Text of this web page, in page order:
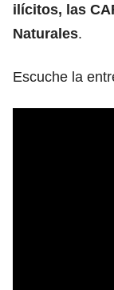
ilícitos, las
Naturales.
Escuche la